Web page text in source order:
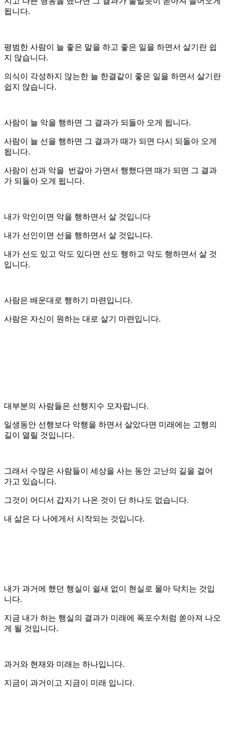
됩니다.
평범한 사람이 늘 좋은 말을 하고 좋은 일을 하면서 살기란 쉽
지 않습니다.
의식이 각성하지 않는한 늘 한결같이 좋은 일을 하면서 살기란
쉽지 않습니다.
사람이 늘 악을 행하면 그 결과가 되돌아 오게 됩니다.
사람이 늘 선을 행하면 그 결과가 때가 되면 다시 되돌아 오게
됩니다.
사람이 선과 악을 번갈아 가면서 행했다면 때가 되면 그 결과
가 되돌아 오게 됩니다.
내가 악인이면 악을 행하면서 살 것입니다
내가 선인이면 선을 행하면서 살 것입니다.
내가 선도 있고 악도 있다면 선도 행하고 악도 행하면서 살 것
입니다.
사람은 배운대로 행하기 마련입니다.
사람은 자신이 원하는 대로 살기 마련입니다.
대부분의 사람들은 선행지수 모자랍니다.
일생동안 선행보다 악행을 하면서 살았다면 미래에는 고행의
길이 열릴 것입니다.
그래서 수많은 사람들이 세상을 사는 동안 고난의 길을 걸어
가고 있습니다.
그것이 어디서 갑자기 나온 것이 단 하나도 없습니다.
내 삶은 다 나에게서 시작되는 것입니다.
내가 과거에 했던 행실이 쉴새 없이 현실로 몰아 닥치는 것입
니다.
지금 내가 하는 행실의 결과가 미래에 폭포수처럼 쏟아져 나오
게 될 것입니다.
과거와 현재와 미래는 하나입니다.
지금이 과거이고 지금이 미래 입니다.